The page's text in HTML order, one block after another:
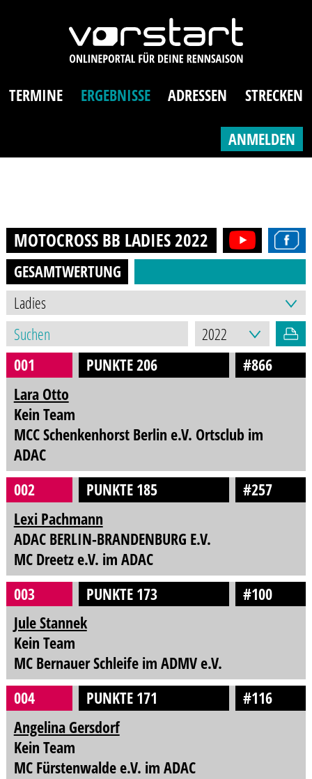
TERMINE ERGEBNISSE ADRESSEN STRECKEN
ANMELDEN
MOTOCROSS BB LADIES2022
GESAMTWERTUNG
001 PUNKTE 206
#866
Lara Otto
Kein Team
MCC Schenkenhorst Berlin e.V. Ortsclub im
ADAC
002
PUNKTE 185
#257
Lexi Pachmann
ADAC BERLIN-BRANDENBURG E.V.
MC Dreetz e.V. im ADAC
003
PUNKTE 173
#100
Jule Stannek
Kein Team
MC Bernauer Schleife im ADMV e.V.
004
PUNKTE 171
#116
Angelina Gersdorf
Kein Team
MC Fürstenwalde e.V. im ADAC